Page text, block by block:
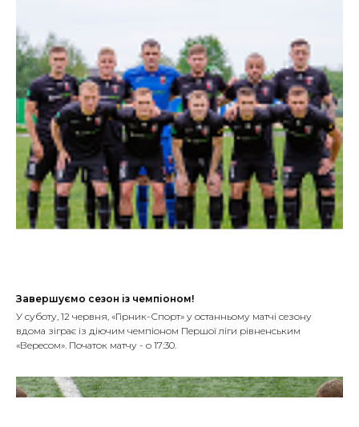
Завершуємо сезон із чемпіоном!
У суботу, 12 червня, «Гірник-Спорт» у останньому матчі сезону
вдома зіграє із діючим чемпіоном Першої ліги рівненським
«Вересом». Початок матчу - о 17:30.